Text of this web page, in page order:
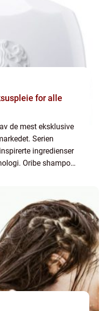
de mest eksklusive
Serien
ingredienser
Oribe shampoo